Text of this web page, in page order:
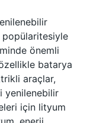
önemli
batarya
araçlar,
yenilenebilir
için lityum